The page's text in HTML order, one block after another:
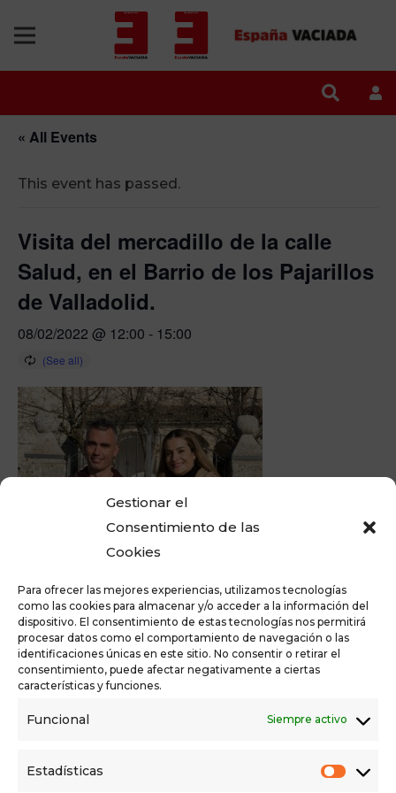
Gestionar el
Consentimiento de las
Cookies
Para ofrecer las mejores experiencias, utilizamos tecnologías
como las cookies para almacenar y/o acceder a la información del
dispositivo. El consentimiento de estas tecnologías nos permitirá
procesar datos como el comportamiento de navegación o las
identificaciones únicas en este sitio. No consentir o retirar el
consentimiento, puede afectar negativamente a ciertas
características y funciones.
Funcional Siempre activo
Estadísticas
« All Events
This event has passed.
Visita del mercadillo de la calle
Salud, en el Barrio de los Pajarillos
de Valladolid.
08/02/2022 @ 12:00 - 15:00
+ Añadir a Google Calendar